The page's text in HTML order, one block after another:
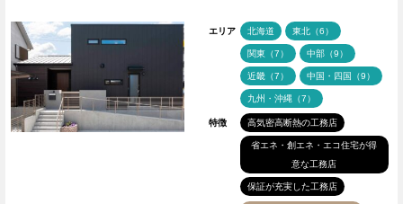
エリア 北海道 東北（6）
関東（7） 中部（9）
近畿（7） 中国・四国（9）
九州・沖縄（7）
特徴 高気密高断熱の工務店
省エネ・創エネ・エコ住宅が得
意な工務店
保証が充実した工務店